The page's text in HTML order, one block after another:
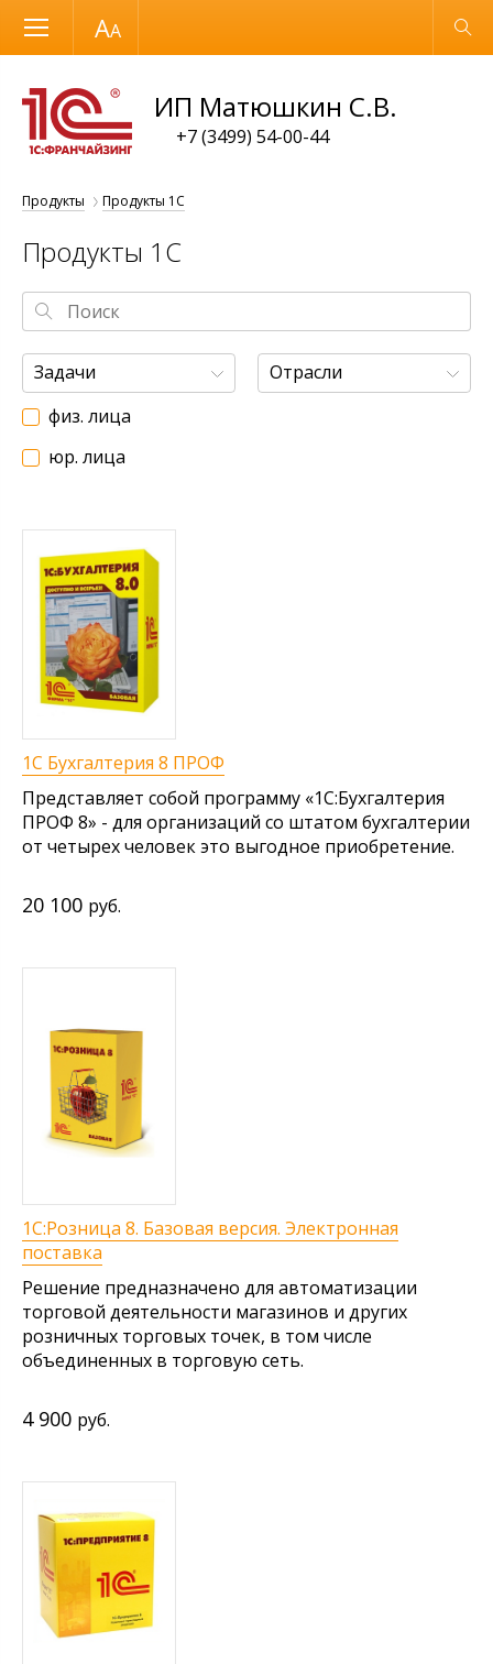
Размер шрифта Обычная версия
ИП Матюшкин С.В.
+7 (3499) 54-00-44
Продукты Продукты 1С
Продукты 1С
Задачи
Отрасли
физ. лица
юр. лица
1С Бухгалтерия 8 ПРОФ
Представляет собой программу «1С:Бухгалтерия
ПРОФ 8» - для организаций со штатом бухгалтерии
от четырех человек это выгодное приобретение.
20 100 руб.
1С:Розница 8. Базовая версия. Электронная
поставка
Решение предназначено для автоматизации
торговой деятельности магазинов и других
розничных торговых точек, в том числе
объединенных в торговую сеть.
4 900 руб.